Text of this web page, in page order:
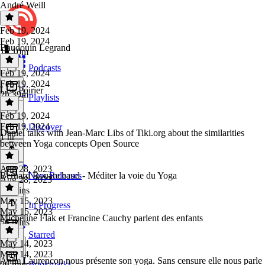
Podcasts
Playlists
Discover
New Releases
In Progress
Starred
André Weill
Feb 19, 2024
Feb 19, 2024
1h 10m
Baudouin Legrand
Feb 19, 2024
Feb 19, 2024
2h 39m
Lise Poirier
Feb 19, 2024
Feb 19, 2024
1 hr
Daniel talks with Jean-Marc Libs of Tiki.org about the similarities
between Yoga concepts Open Source
Aug 28, 2023
Aug 28, 2023
28 mins
Bernard Bouanchaud - Méditer la voie du Yoga
May 15, 2023
May 15, 2023
56 mins
Micheline Flak et Francine Cauchy parlent des enfants
May 14, 2023
May 14, 2023
Anne Laurencon nous présente son yoga. Sans censure elle nous parle